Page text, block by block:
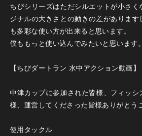
ちびシリーズはただシルエットが小さく
ジナルの大きさとの動きの差がありま
も多彩な使い方が出来ると思います。
僕ももっと使い込んでみたいと思います。
【ちびダートラン 水中アクション動画】
中津カップに参加された皆様、フィッシ
様、運営してくださった皆様ありがとう
使用タックル